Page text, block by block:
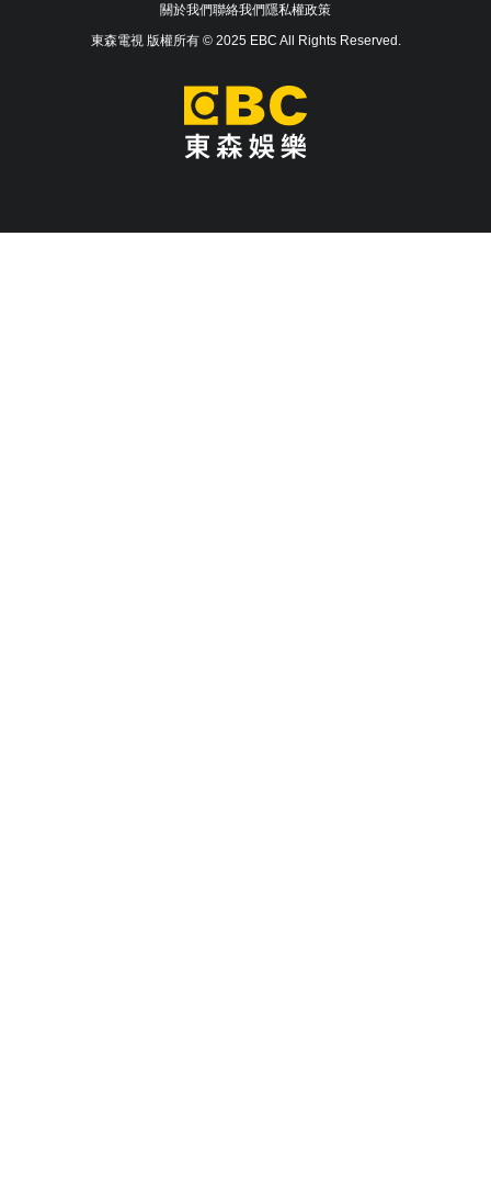
關於我們聯絡我們隱私權政策
東森電視 版權所有 © 2025 EBC All Rights Reserved.